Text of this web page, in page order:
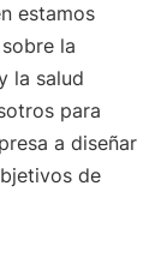
estamos
la
la salud
para
a diseñar
de